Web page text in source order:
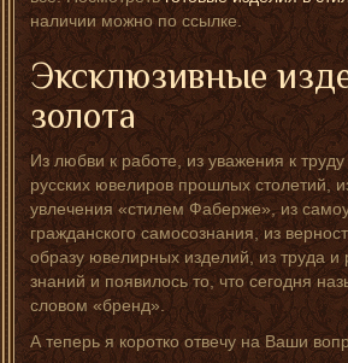
наличии можно по ссылке.
Эксклюзивные
золота
Из любви к работе, из уважения к
русских ювелиров прошлых столетий,
увлечения «стилем Фаберже», из
гражданского самосознания, из
образу ювелирных изделий, из труда и
знаний и появилось то, что сегодня
словом «бренд».
А теперь я коротко отвечу на Ваши